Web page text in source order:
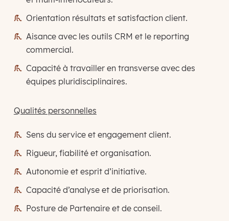
Orientation résultats et satisfaction client.
Aisance avec les outils CRM et le reporting
commercial.
Capacité à travailler en transverse avec des
équipes pluridisciplinaires.
Qualités personnelles
Sens du service et engagement client.
Rigueur, fiabilité et organisation.
Autonomie et esprit d’initiative.
Capacité d’analyse et de priorisation.
Posture de Partenaire et de conseil.